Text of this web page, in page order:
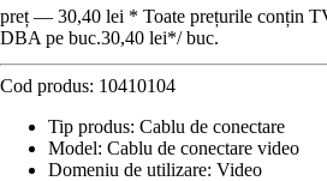
preț — 30,40 lei * Toate prețurile conțin
DBA pe buc.30,40 lei*/ buc.
Cod produs: 10410104
Tip produs: Cablu de conectare
Model: Cablu de conectare video
Domeniu de utilizare: Video